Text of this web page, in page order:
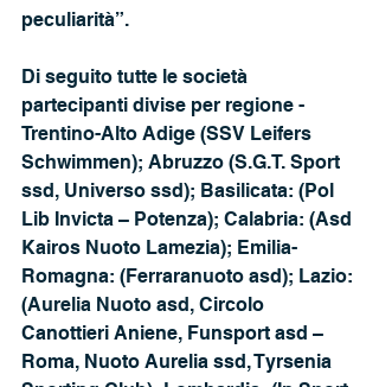
peculiarità”.
Di seguito tutte le società
partecipanti divise per regione -
Trentino-Alto Adige (SSV Leifers
Schwimmen); Abruzzo (S.G.T. Sport
ssd, Universo ssd); Basilicata: (Pol
Lib Invicta – Potenza); Calabria: (Asd
Kairos Nuoto Lamezia); Emilia-
Romagna: (Ferraranuoto asd); Lazio:
(Aurelia Nuoto asd, Circolo
Canottieri Aniene, Funsport asd –
Roma, Nuoto Aurelia ssd, Tyrsenia